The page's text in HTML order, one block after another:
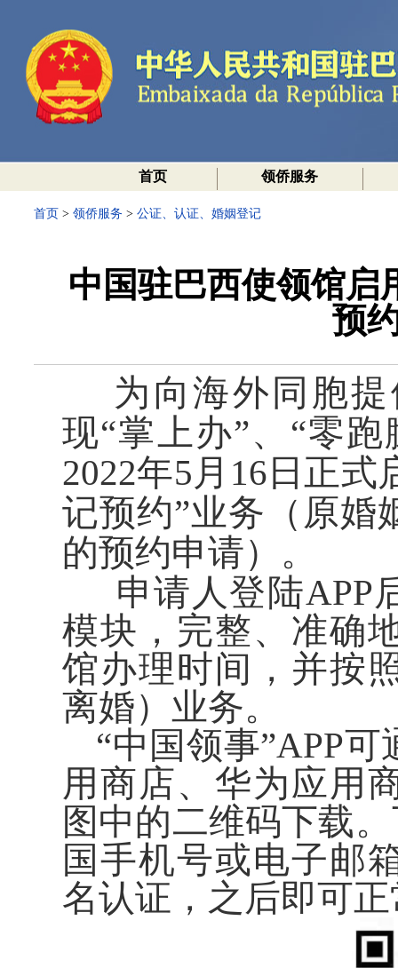
首页 领侨服务
首页 > 领侨服务 > 公证、认证、婚姻登记
中国驻巴西使领馆启
预
为向海外同胞
现“掌上办”、“零
2022年5月16日正式
记预约”业务（原婚
的预约申请）。
申请人登陆APP
模块，完整、准确
馆办理时间，并按
离婚）业务。
“中国领事”APP
用商店、华为应用
图中的二维码下载
国手机号或电子邮
名认证，之后即可